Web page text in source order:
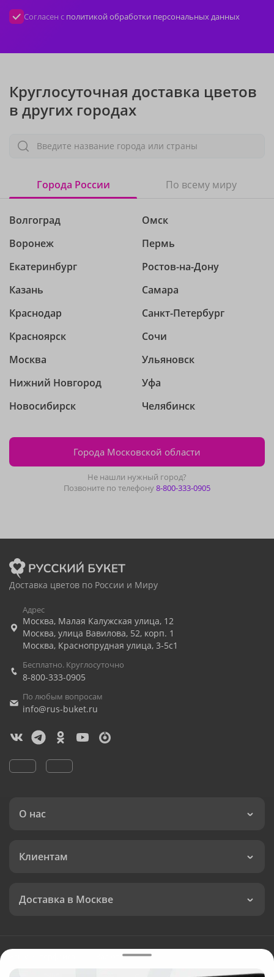
Согласен с политикой обработки персональных данных
Круглосуточная доставка цветов
в других городах
Введите название города или страны
Города России По всему миру
Волгоград
Воронеж
Екатеринбург
Казань
Краснодар
Красноярск
Москва
Нижний Новгород
Новосибирск
Омск
Пермь
Ростов-на-Дону
Самара
Санкт-Петербург
Сочи
Ульяновск
Уфа
Челябинск
Города Московской области
Не нашли нужный город?
Позвоните по телефону8-800-333-0905
Доставка цветов по России и Миру
Адрес
Москва, Малая Калужская улица, 12
Москва, улица Вавилова, 52, корп. 1
Москва, Краснопрудная улица, 3-5с1
Бесплатно. Круглосуточно
8-800-333-0905
По любым вопросам
info@rus-buket.ru
О нас
Клиентам
Доставка в Москве
Валюта: